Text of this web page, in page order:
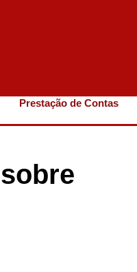
Prestação de Contas